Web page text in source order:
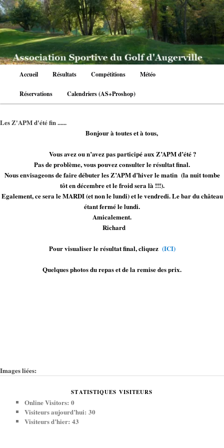
Aller
au
contenu
principal
Accueil Résultats Compétitions Météo
Réservations Calendriers (AS+Proshop)
Les Z'APM d'été fin ......
Bonjour à toutes et à tous,
Vous avez ou n’avez pas participé aux Z’APM d’été ?
Pas de problème, vous pouvez consulter le résultat final.
Nous envisageons de faire débuter les Z’APM d’hiver le matin (la nuit tombe
tôt en décembre et le froid sera là !!!).
Egalement, ce sera le MARDI (et non le lundi) et le vendredi. Le bar du château
étant fermé le lundi.
Amicalement.
Richard
Pour visualiser le résultat final, cliquez (ICI)
Quelques photos du repas et de la remise des prix.
Images liées:
STATISTIQUES VISITEURS
Online Visitors:0
Visiteurs aujourd’hui:30
Visiteurs d’hier:43